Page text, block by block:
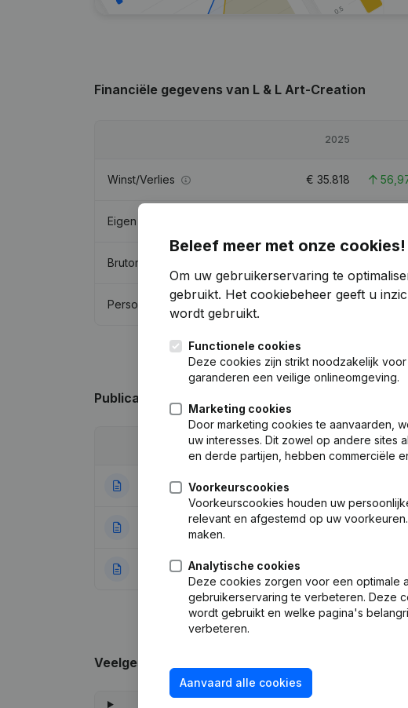
Financiële gegevens van L & L Art-Creation
2025
Winst/Verlies € 35.818
Eigen vermogen
Brutomarge
Personeel 0,3
Publicaties
Publicatie
06-08-2024 Maatschappelijke Zetel
10-07-2024 Maatschappelijke Zetel(FR)
01-07-2022 Rubriek Oprichting (Nieuwe
Veelgestelde vragen
Beleef meer met onze cookies!
Om uw gebruikerservaring te
gebruikt. Het cookiebeheer geeft u
wordt gebruikt.
Functionele cookies
Deze cookies zijn strikt noodzakelijk
garanderen een veilige onlineomgeving.
Marketing cookies
Door marketing cookies te aanvaarden,
uw interesses. Dit zowel op andere sites
en derde partijen, hebben commerciële
Voorkeurscookies
Voorkeurscookies houden uw
relevant en afgestemd op uw
maken.
Analytische cookies
Deze cookies zorgen voor een optimale
gebruikerservaring te verbeteren. Deze
wordt gebruikt en welke pagina's
verbeteren.
Aanvaard alle cookies